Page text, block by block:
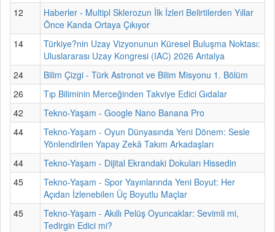
12
Haberler - Multipl Sklerozun İlk İzleri Belirtilerden Yıllar
Önce Kanda Ortaya Çıkıyor
14
Türkiye?nin Uzay Vizyonunun Küresel Buluşma Noktası:
Uluslararası Uzay Kongresi (IAC) 2026 Antalya
24
Bilim Çizgi - Türk Astronot ve Bilim Misyonu 1. Bölüm
26
Tıp Biliminin Merceğinden Takviye Edici Gıdalar
42
Tekno-Yaşam - Google Nano Banana Pro
44
Tekno-Yaşam - Oyun Dünyasında Yeni Dönem: Sesle
Yönlendirilen Yapay Zekâ Takım Arkadaşları
44
Tekno-Yaşam - Dijital Ekrandaki Dokuları Hissedin
45
Tekno-Yaşam - Spor Yayınlarında Yeni Boyut: Her
Açıdan İzlenebilen Üç Boyutlu Maçlar
45
Tekno-Yaşam - Akıllı Pelüş Oyuncaklar: Sevimli mi,
Tedirgin Edici mi?